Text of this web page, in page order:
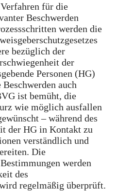
für die
Beschwerden
werden die
bezüglich der
der
Personen (HG)
auch
ist bemüht, die
wie möglich ausfallen
– während des
der HG in Kontakt zu
verständlich und
Die
werden
des
regelmäßig überprüft.